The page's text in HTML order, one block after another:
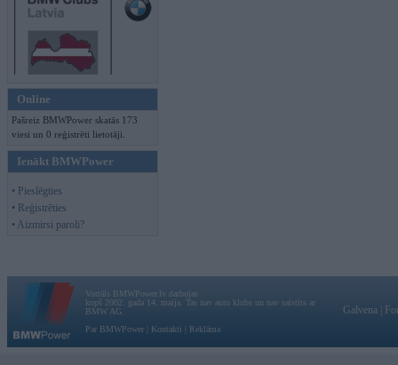
Online
Pašreiz BMWPower skatās 173
viesi un 0 reģistrēti lietotāji.
Ienākt BMWPower
• Pieslēgties
• Reģistrēties
• Aizmirsi paroli?
Vortāls BMWPower.lv darbojas
kopš 2002. gada 14. maija. Tas nav auto klubs un nav saistīts ar
BMW AG.
Par BMWPower
Kontakti Reklāma
Galvena